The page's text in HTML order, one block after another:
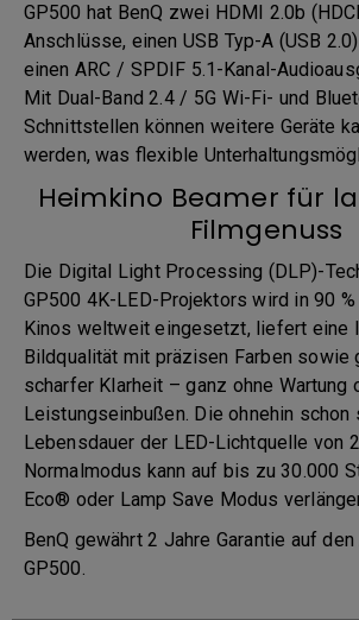
GP500 hat BenQ zwei HDMI 2.0b
Anschlüsse, einen USB Typ-A (USB
einen ARC / SPDIF 5.1-Kanal-
Mit Dual-Band 2.4 / 5G Wi-Fi- und
Schnittstellen können weitere Geräte
werden, was flexible
Heimkino Beamer für
Filmgenuss
Die Digital Light Processing (DLP)-
GP500 4K-LED-Projektors wird in 90
Kinos weltweit eingesetzt, liefert eine
Bildqualität mit präzisen Farben sowie
scharfer Klarheit – ganz ohne Wartung
Leistungseinbußen. Die ohnehin schon
Lebensdauer der LED-Lichtquelle von
Normalmodus kann auf bis zu 30.000
Eco® oder Lamp Save Modus
BenQ gewährt 2 Jahre Garantie auf
GP500.